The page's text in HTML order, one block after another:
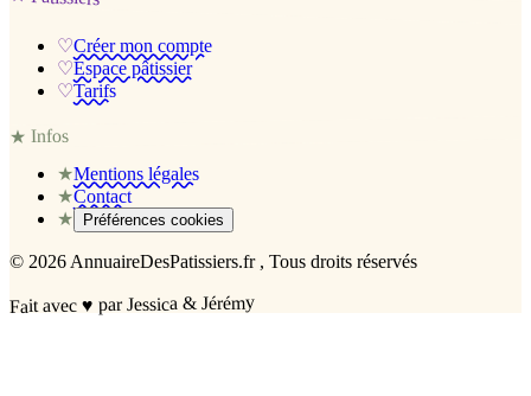
♡Créer mon compte
♡Espace pâtissier
♡Tarifs
★Infos
★Mentions légales
★Contact
★
Préférences cookies
© 2026 AnnuaireDesPatissiers.fr , Tous droits réservés
Fait avec♥ par Jessica & Jérémy